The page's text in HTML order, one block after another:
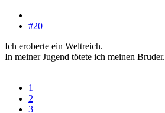
#20
Ich eroberte ein Weltreich.
In meiner Jugend tötete ich meinen Bruder.
1
2
3